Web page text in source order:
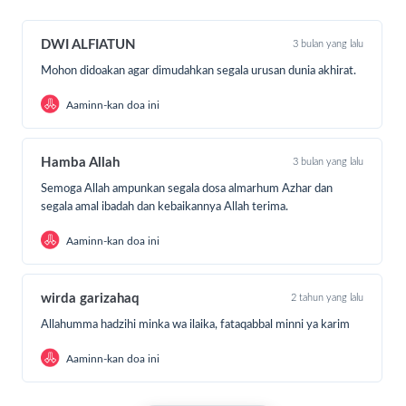
🌐 Salurkan qurbanmu bersama LAZ Harfa sekarang!
DWI ALFIATUN 3 bulan yang lalu
Mohon didoakan agar dimudahkan segala urusan dunia akhirat.
Aaminn-kan doa ini
Hamba Allah 3 bulan yang lalu
Semoga Allah ampunkan segala dosa almarhum Azhar dan
segala amal ibadah dan kebaikannya Allah terima.
Aaminn-kan doa ini
wirda garizahaq 2 tahun yang lalu
Allahumma hadzihi minka wa ilaika, fataqabbal minni ya karim
Aaminn-kan doa ini